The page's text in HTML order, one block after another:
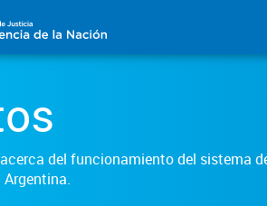
del funcionamiento del sistema